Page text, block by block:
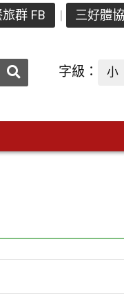
旅群 FB 三好體
送出 字級： 小